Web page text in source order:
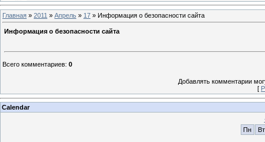
Главная » 2011 » Апрель » 17 » Информация о безопасности сайта
Информация о безопасности сайта
Всего комментариев: 0
Добавлять комментарии
[
Calendar
Пн
Вт